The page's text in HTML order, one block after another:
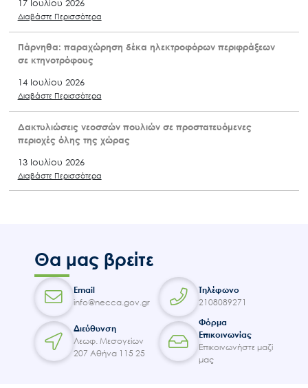
17 Ιουλίου 2026
Διαβάστε Περισσότερα
Πάρνηθα: παραχώρηση δέκα ηλεκτροφόρων περιφράξεων
σε κτηνοτρόφους
14 Ιουλίου 2026
Διαβάστε Περισσότερα
Δακτυλιώσεις νεοσσών πουλιών σε προστατευόμενες
περιοχές όλης της χώρας
13 Ιουλίου 2026
Διαβάστε Περισσότερα
Θα μας βρείτε
Email
info@necca.gov.gr
Τηλέφωνο
2108089271
Διεύθυνση
Λεωφ. Μεσογείων
207 Αθήνα 115 25
Φόρμα
Επικοινωνίας
Επικοινωνήστε μαζί
μας